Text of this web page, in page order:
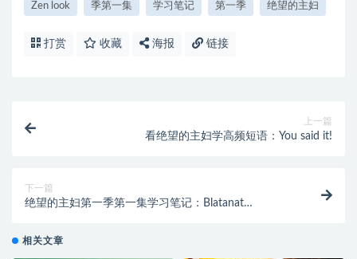
Zen look 季第一集 学习笔记 第一季 绝望的主妇
打赏 收藏 海报 链接
上一篇
看绝望的主妇学高频短语：You said it!
下一篇
绝望的主妇第一季第一集学习笔记：Blatanat
相关文章